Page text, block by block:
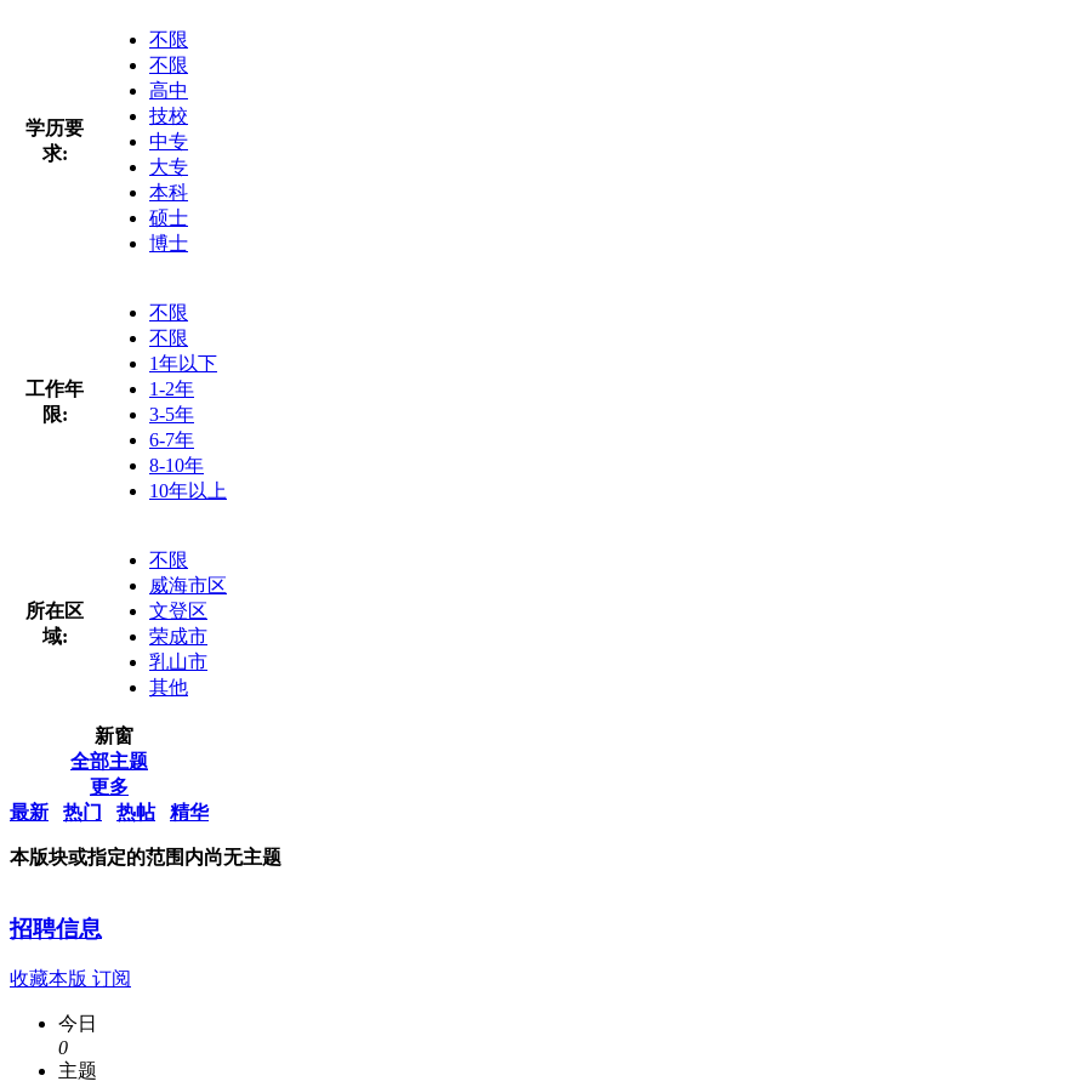
学历要
求:
不限
不限
高中
技校
中专
大专
本科
硕士
博士
工作年
限:
不限
不限
1年以下
1-2年
3-5年
6-7年
8-10年
10年以上
所在区
域:
不限
威海市区
文登区
荣成市
乳山市
其他
新窗
全部主题
更多
最新
热门 热帖 精华
本版块或指定的范围内尚无主题
招聘信息
收藏本版 订阅
今日
0
主题